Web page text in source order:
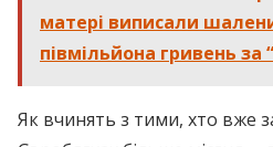
матері виписали
півмільйона гривень за
Як вчинять з тими, хто вже